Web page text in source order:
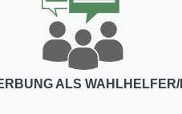
ALS WAHLHELFER/